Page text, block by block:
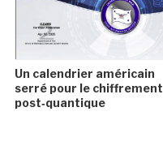
Un calendrier américain
serré pour le chiffrement
post‑quantique